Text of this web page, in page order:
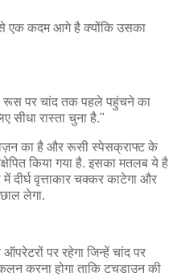
एक कदम आगे है क्योंकि उसका
रूस पर चांद तक पहले पहुंचने का
सीधा रास्ता चुना है."
का है और रूसी स्पेसक्राफ्ट के
किया गया है. इसका मतलब ये है
दीर्घ वृत्ताकार चक्कर काटेगा और
लेगा.
पर रहेगा जिन्हें चांद पर
करना होगा ताकि टचडाउन की